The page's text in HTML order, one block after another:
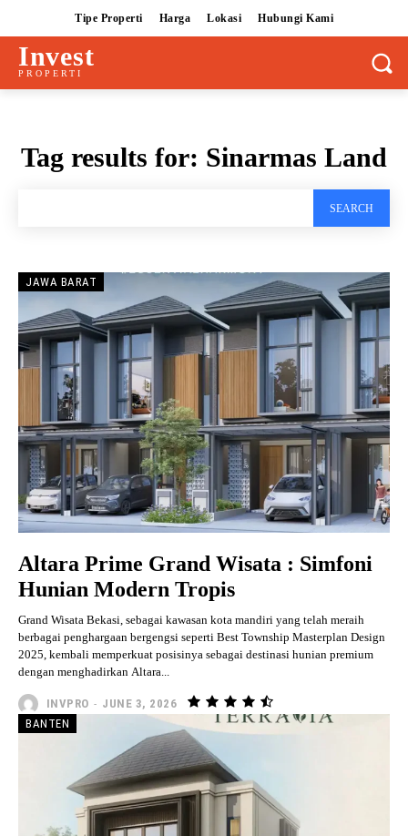
Tipe Properti Harga Lokasi Hubungi Kami
Invest
PROPERTI
Tag results for: Sinarmas Land
SEARCH
JAWA BARAT
Altara Prime Grand Wisata : Simfoni
Hunian Modern Tropis
Grand Wisata Bekasi, sebagai kawasan kota mandiri yang telah meraih
berbagai penghargaan bergengsi seperti Best Township Masterplan Design
2025, kembali memperkuat posisinya sebagai destinasi hunian premium
dengan menghadirkan Altara...
INVPRO - JUNE 3, 2026
BANTEN